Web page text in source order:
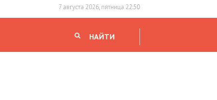
7 августа 2026, пятница 22:50
НАЙТИ